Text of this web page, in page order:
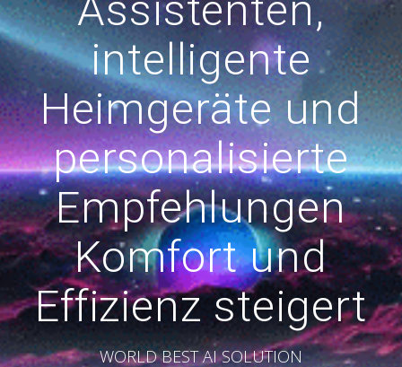
intelligente
Heimgeräte und
personalisierte
Empfehlungen
Komfort und
Effizienz steigert
WORLD BEST AI SOLUTION